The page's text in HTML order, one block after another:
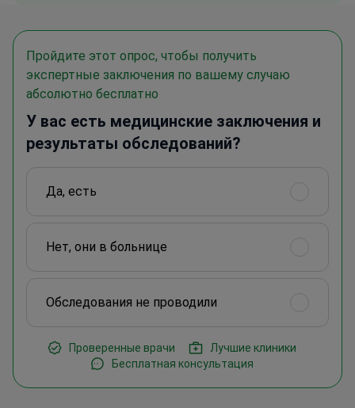
Пройдите этот опрос, чтобы получить
экспертные заключения по вашему случаю
абсолютно бесплатно
У вас есть медицинские заключения и
результаты обследований?
Да, есть
Нет, они в больнице
Обследования не проводили
Проверенные врачи
Лучшие клиники
Бесплатная консультация